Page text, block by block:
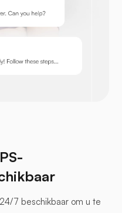
7 beschikbaar om u te